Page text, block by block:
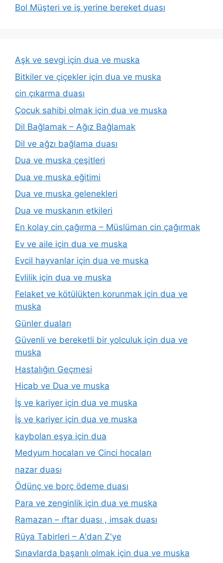
Bol Müşteri ve iş yerine bereket duası
Aşk ve sevgi için dua ve muska
Bitkiler ve çiçekler için dua ve muska
cin çıkarma duası
Çocuk sahibi olmak için dua ve muska
Dil Bağlamak – Ağız Bağlamak
Dil ve ağzı bağlama duası
Dua ve muska çeşitleri
Dua ve muska eğitimi
Dua ve muska gelenekleri
Dua ve muskanın etkileri
En kolay cin çağırma – Müslüman cin çağırmak
Ev ve aile için dua ve muska
Evcil hayvanlar için dua ve muska
Evlilik için dua ve muska
Felaket ve kötülükten korunmak için dua ve
muska
Günler duaları
Güvenli ve bereketli bir yolculuk için dua ve
muska
Hastalığın Geçmesi
Hicab ve Dua ve muska
İş ve kariyer için dua ve muska
İş ve kariyer için dua ve muska
kaybolan eşya için dua
Medyum hocaları ve Cinci hocaları
nazar duası
Ödünç ve borç ödeme duası
Para ve zenginlik için dua ve muska
Ramazan – ıftar duası , imsak duası
Rüya Tabirleri – A'dan Z'ye
Sınavlarda başarılı olmak için dua ve muska